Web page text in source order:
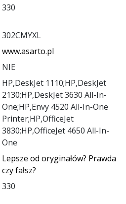
330
302CMYXL
www.asarto.pl
NIE
HP,DeskJet 1110;HP,DeskJet
2130;HP,DeskJet 3630 All-In-
One;HP,Envy 4520 All-In-One
Printer;HP,OfficeJet
3830;HP,OfficeJet 4650 All-In-
One
Lepsze od oryginałów? Prawda
czy fałsz?
330